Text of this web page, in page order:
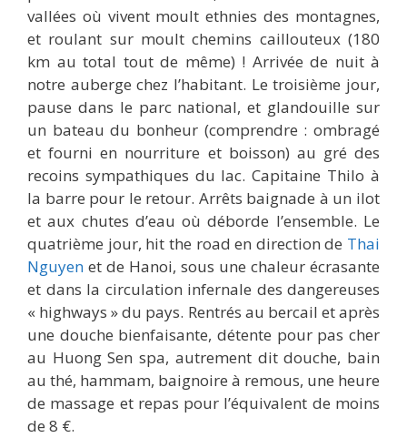
vallées où vivent moult ethnies des montagnes,
et roulant sur moult chemins caillouteux (180
km au total tout de même) ! Arrivée de nuit à
notre auberge chez l’habitant. Le troisième jour,
pause dans le parc national, et glandouille sur
un bateau du bonheur (comprendre : ombragé
et fourni en nourriture et boisson) au gré des
recoins sympathiques du lac. Capitaine Thilo à
la barre pour le retour. Arrêts baignade à un ilot
et aux chutes d’eau où déborde l’ensemble. Le
quatrième jour, hit the road en direction de Thai
Nguyen et de Hanoi, sous une chaleur écrasante
et dans la circulation infernale des dangereuses
« highways » du pays. Rentrés au bercail et après
une douche bienfaisante, détente pour pas cher
au Huong Sen spa, autrement dit douche, bain
au thé, hammam, baignoire à remous, une heure
de massage et repas pour l’équivalent de moins
de 8 €.